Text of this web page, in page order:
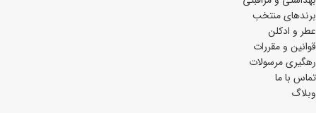
برندهای منتخب
عطر و ادکلن
قوانین و مقررات
رهگیری مرسولات
تماس با ما
وبلاگ